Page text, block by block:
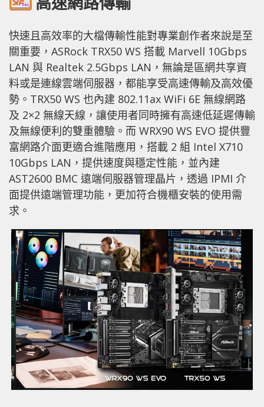
快速且高效率的大檔傳輸性能對專業創作者來說是至
關重要，ASRock TRX50 WS 搭載 Marvell 10Gbps
LAN 與 Realtek 2.5Gbps LAN，無論是區網共享資
料或是連線雲端伺服器，都能享受高速傳輸及高效優
勢。TRX50 WS 也內建 802.11ax WiFi 6E 無線網路
及 2×2 無線天線，讓使用者同時擁有高速低延遲傳輸
及無線便利的雙重體驗。而 WRX90 WS EVO 提供豐
富網路介面更適合進階應用，搭載 2 組 Intel X710
10Gbps LAN，提供速度與穩定性能，並內建
AST2600 BMC 遠端伺服器管理晶片，透過 IPMI 介
面提供遠端管理功能，更加符合機櫃安裝的使用需
求。